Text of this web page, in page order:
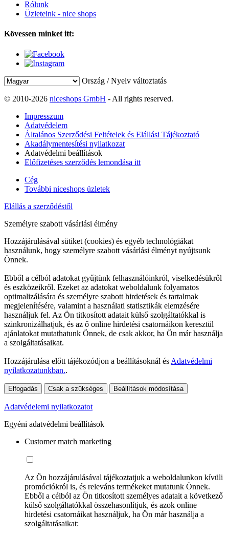
Rólunk
Üzleteink - nice shops
Kövessen minket itt:
Ország / Nyelv változtatás
© 2010-2026 niceshops GmbH - All rights reserved.
Impresszum
Adatvédelem
Általános Szerződési Feltételek és Elállási Tájékoztató
Akadálymentesítési nyilatkozat
Adatvédelmi beállítások
Előfizetéses szerződés lemondása itt
Cég
További niceshops üzletek
Elállás a szerződéstől
Személyre szabott vásárlási élmény
Hozzájárulásával sütiket (cookies) és egyéb technológiákat
használunk, hogy személyre szabott vásárlási élményt nyújtsunk
Önnek.
Ebből a célból adatokat gyűjtünk felhasználóinkról, viselkedésükről
és eszközeikről. Ezeket az adatokat weboldalunk folyamatos
optimalizálására és személyre szabott hirdetések és tartalmak
megjelenítésére, valamint a használati statisztikák elemzésére
használjuk fel. Az Ön titkosított adatait külső szolgáltatókkal is
szinkronizálhatjuk, és az ő online hirdetési csatornáikon keresztül
ajánlatokat mutathatunk Önnek, de csak akkor, ha Ön már használja
a szolgáltatásaikat.
Hozzájárulása előtt tájékozódjon a beállításoknál és Adatvédelmi
nyilatkozatunkban..
Elfogadás Csak a szükséges Beállítások módosítása
Adatvédelemi nyilatkozatot
Egyéni adatvédelmi beállítások
Customer match marketing
Az Ön hozzájárulásával tájékoztatjuk a weboldalunkon kívüli
promóciókról is, és releváns termékeket mutatunk Önnek.
Ebből a célból az Ön titkosított személyes adatait a következő
külső szolgáltatókkal összehasonlítjuk, és azok online
hirdetési csatornáikat használjuk, ha Ön már használja a
szolgáltatásaikat: